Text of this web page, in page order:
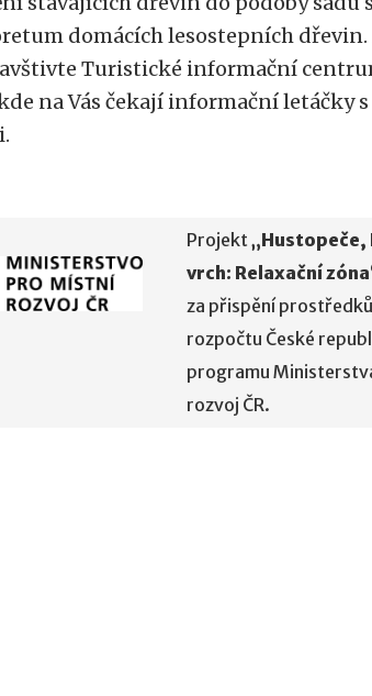
domácích lesostepních
Turistické informační
na Vás čekají informační letáčky s
Projekt „Hustopeče,
vrch: Relaxační
za přispění
rozpočtu České
programu
rozvoj ČR.